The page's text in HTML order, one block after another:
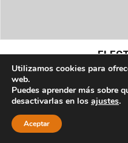
Utilizamos cookies para
web.
Puedes aprender más sobre
desactivarlas en los ajustes.
Aceptar